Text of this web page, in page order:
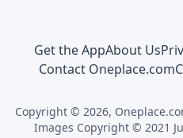
Get the AppAbout Us
Contact Oneplace.com
Copyright © 2026,
Images Copyright © 2021